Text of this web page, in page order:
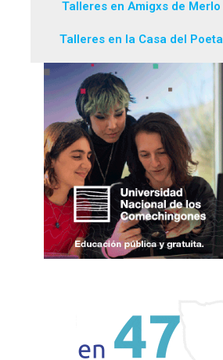
Talleres en Amigxs de Merlo
Talleres en la Casa del Poeta